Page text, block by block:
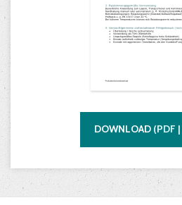
DOWNLOAD (PDF |